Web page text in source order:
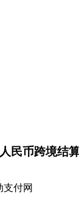
民币跨境结
支付网